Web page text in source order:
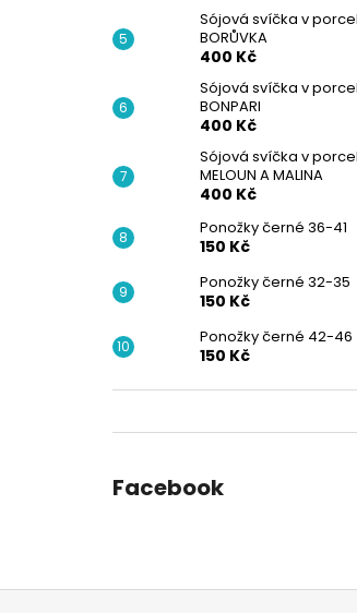
Sójová svíčka v
BORŮVKA
400 Kč
Sójová svíčka v
BONPARI
400 Kč
Sójová svíčka v
MELOUN A MALINA
400 Kč
Ponožky černé 36-41
150 Kč
Ponožky černé 32-35
150 Kč
Ponožky černé 42-46
150 Kč
Facebook
Z